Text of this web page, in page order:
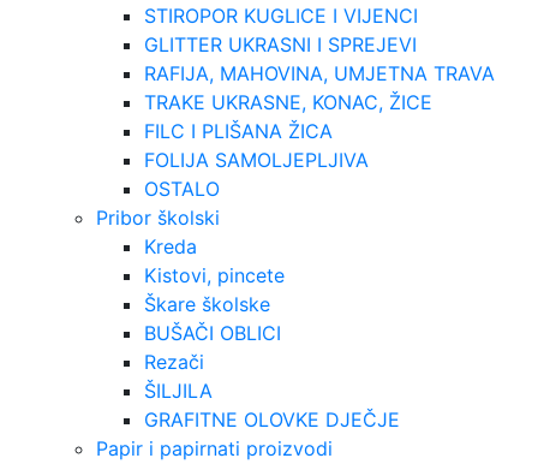
STIROPOR KUGLICE I VIJENCI
GLITTER UKRASNI I SPREJEVI
RAFIJA, MAHOVINA, UMJETNA TRAVA
TRAKE UKRASNE, KONAC, ŽICE
FILC I PLIŠANA ŽICA
FOLIJA SAMOLJEPLJIVA
OSTALO
Pribor školski
Kreda
Kistovi, pincete
Škare školske
BUŠAČI OBLICI
Rezači
ŠILJILA
GRAFITNE OLOVKE DJEČJE
Papir i papirnati proizvodi